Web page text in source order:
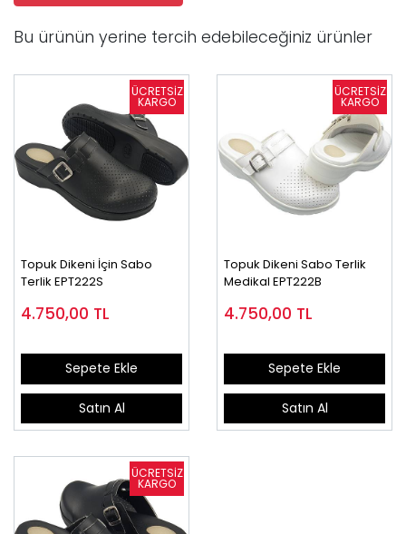
Bu ürünün yerine tercih edebileceğiniz ürünler
Topuk Dikeni İçin Sabo
Terlik EPT222S
4.750,00 TL
Sepete Ekle
Satın Al
Topuk Dikeni Sabo Terlik
Medikal EPT222B
4.750,00 TL
Sepete Ekle
Satın Al